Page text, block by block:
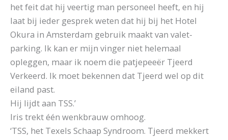
het feit dat hij veertig man personeel heeft, en hij
laat bij ieder gesprek weten dat hij bij het Hotel
Okura in Amsterdam gebruik maakt van valet-
parking. Ik kan er mijn vinger niet helemaal
opleggen, maar ik noem die patjepeeër Tjeerd
Verkeerd. Ik moet bekennen dat Tjeerd wel op dit
eiland past.
Hij lijdt aan TSS.’
Iris trekt één wenkbrauw omhoog.
‘TSS, het Texels Schaap Syndroom. Tjeerd mekkert